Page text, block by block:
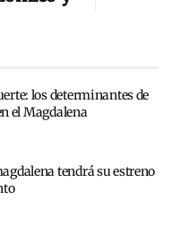
los determinantes de
el Magdalena
tendrá su estreno